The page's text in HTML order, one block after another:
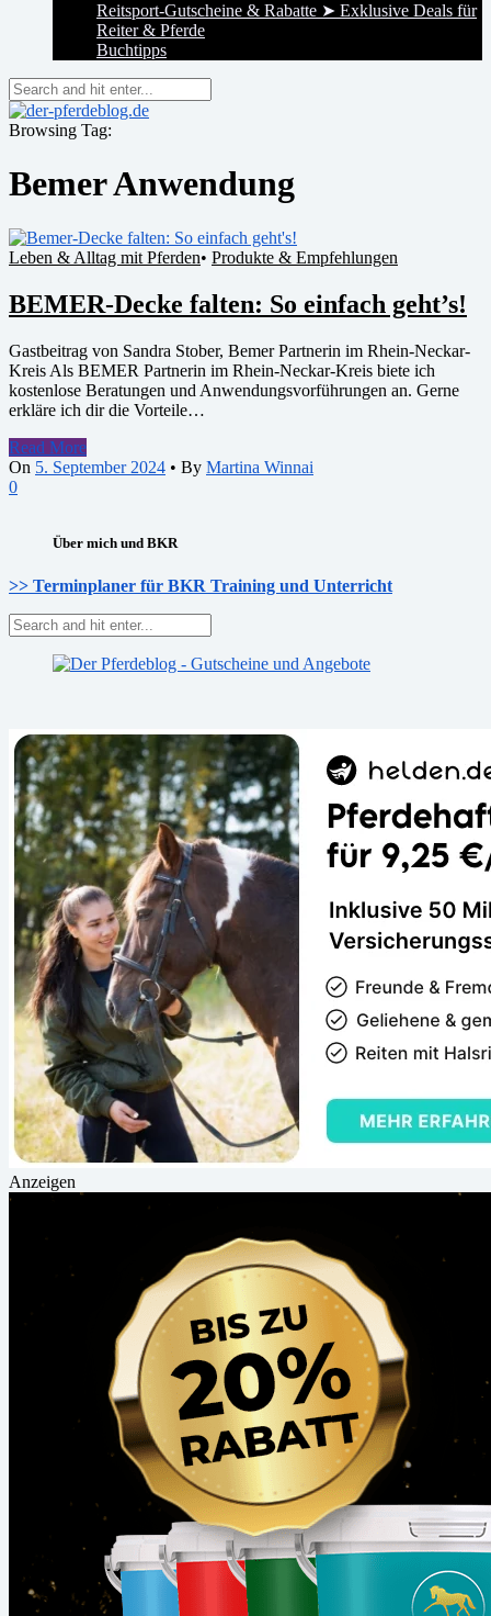
Reitsport-Gutscheine & Rabatte ➤ Exklusive Deals für
Reiter & Pferde
Buchtipps
Browsing Tag:
Bemer Anwendung
Leben & Alltag mit Pferden• Produkte & Empfehlungen
BEMER-Decke falten: So einfach geht’s!
Gastbeitrag von Sandra Stober, Bemer Partnerin im Rhein-Neckar-
Kreis Als BEMER Partnerin im Rhein-Neckar-Kreis biete ich
kostenlose Beratungen und Anwendungsvorführungen an. Gerne
erkläre ich dir die Vorteile…
Read More
On 5. September 2024 • By Martina Winnai
0
Über mich und BKR
>> Terminplaner für BKR Training und Unterricht
Anzeigen